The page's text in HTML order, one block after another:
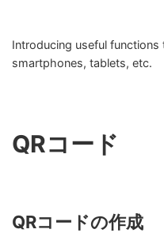
Introducing useful functions
smartphones, tablets, etc.
QRコード
QRコードの作成